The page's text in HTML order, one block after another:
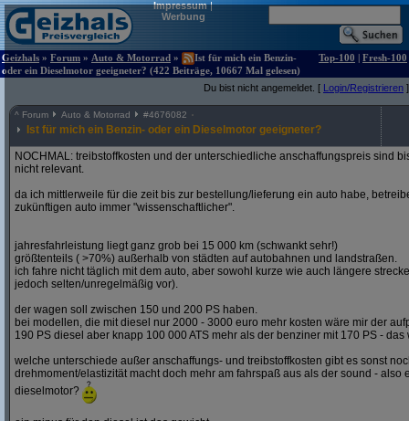
Impressum|
Werbung
Geizhals » Forum » Auto & Motorrad »
Ist für mich ein Benzin-
oder ein Dieselmotor geeigneter? (422 Beiträge, 10667 Mal gelesen)
Top-100 | Fresh-100
Du bist nicht angemeldet. [ Login/Registrieren ]
^ Forum Auto & Motorrad #4676082
Ist für mich ein Benzin- oder ein Dieselmotor geeigneter?
NOCHMAL: treibstoffkosten und der unterschiedliche anschaffungspreis sind
nicht relevant.
da ich mittlerweile für die zeit bis zur bestellung/lieferung ein auto habe,
zukünftigen auto immer "wissenschaftlicher".
jahresfahrleistung liegt ganz grob bei 15 000 km (schwankt sehr!)
größtenteils ( >70%) außerhalb von städten auf autobahnen und landstraßen.
ich fahre nicht täglich mit dem auto, aber sowohl kurze wie auch längere
jedoch selten/unregelmäßig vor).
der wagen soll zwischen 150 und 200 PS haben.
bei modellen, die mit diesel nur 2000 - 3000 euro mehr kosten wäre mir der
190 PS diesel aber knapp 100 000 ATS mehr als der benziner mit 170 PS - das
welche unterschiede außer anschaffungs- und treibstoffkosten gibt es sonst
drehmoment/elastizität macht doch mehr am fahrspaß aus als der sound - also
dieselmotor?